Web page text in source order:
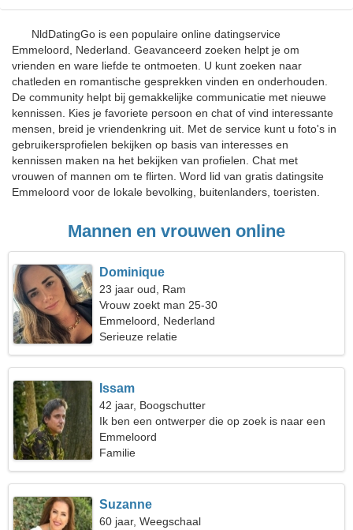
NldDatingGo is een populaire online datingservice
Emmeloord, Nederland. Geavanceerd zoeken helpt je om
vrienden en ware liefde te ontmoeten. U kunt zoeken naar
chatleden en romantische gesprekken vinden en onderhouden.
De community helpt bij gemakkelijke communicatie met nieuwe
kennissen. Kies je favoriete persoon en chat of vind interessante
mensen, breid je vriendenkring uit. Met de service kunt u foto's in
gebruikersprofielen bekijken op basis van interesses en
kennissen maken na het bekijken van profielen. Chat met
vrouwen of mannen om te flirten. Word lid van gratis datingsite
Emmeloord voor de lokale bevolking, buitenlanders, toeristen.
Mannen en vrouwen online
Dominique
23 jaar oud, Ram
Vrouw zoekt man 25-30
Emmeloord, Nederland
Serieuze relatie
Issam
42 jaar, Boogschutter
Ik ben een ontwerper die op zoek is naar een
fantastische vrouw
Emmeloord
Familie
Suzanne
60 jaar, Weegschaal